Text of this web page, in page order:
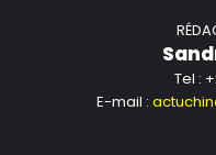
Tel :
E-mail :